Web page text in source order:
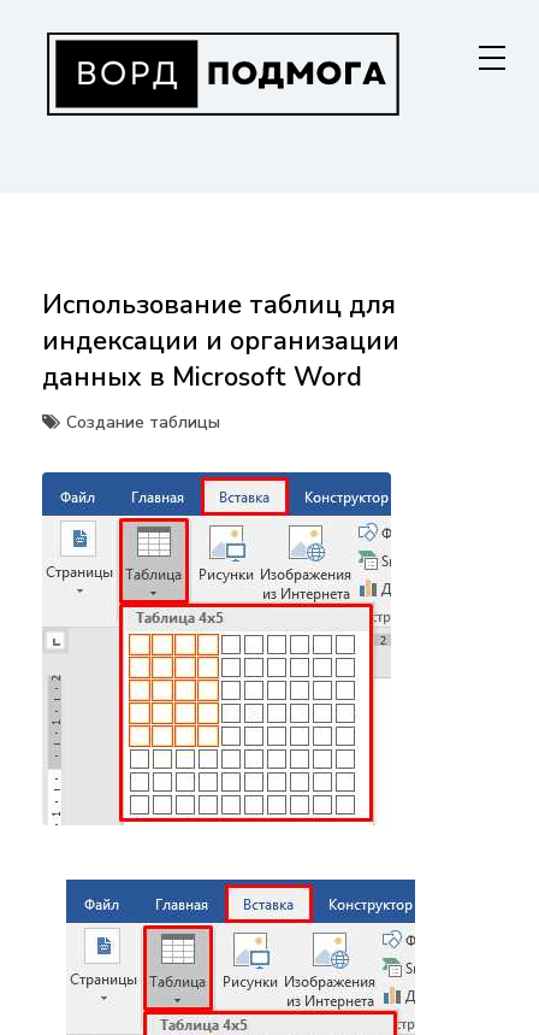
содержанию
Использование таблиц для
индексации и организации
данных в Microsoft Word
Создание таблицы